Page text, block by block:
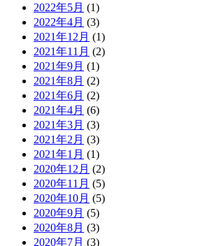
2022年5月 (1)
2022年4月 (3)
2021年12月 (1)
2021年11月 (2)
2021年9月 (1)
2021年8月 (2)
2021年6月 (2)
2021年4月 (6)
2021年3月 (3)
2021年2月 (3)
2021年1月 (1)
2020年12月 (2)
2020年11月 (5)
2020年10月 (5)
2020年9月 (5)
2020年8月 (3)
2020年7月 (3)